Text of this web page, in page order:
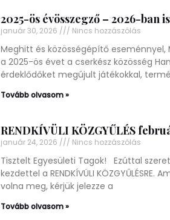
2025-ös évösszegző – 2026-ban
január 30, 2026 Nincs hozzászólás
Meghitt és közösségépítő
a 2025-ös évet a cserkész közösség
érdeklődőket megújult játékokkal,
Tovább olvasom »
RENDKÍVÜLI KÖZGYŰLÉS
január 24, 2026 Nincs hozzászólás
Tisztelt Egyesületi Tagok! Ezúttal
kezdettel a RENDKÍVÜLI
volna meg, kérjük jelezze a
Tovább olvasom »